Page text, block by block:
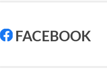
FACEBOOK